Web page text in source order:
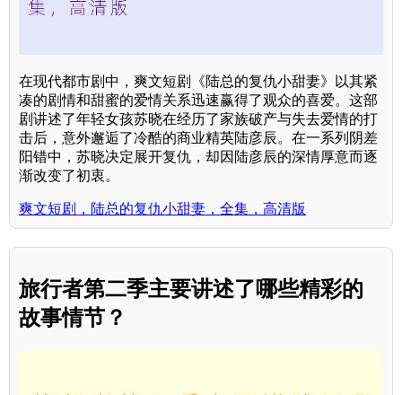
在现代都市剧中，爽文短剧《陆总的复仇小甜妻》以其紧
凑的剧情和甜蜜的爱情关系迅速赢得了观众的喜爱。这部
剧讲述了年轻女孩苏晓在经历了家族破产与失去爱情的打
击后，意外邂逅了冷酷的商业精英陆彦辰。在一系列阴差
阳错中，苏晓决定展开复仇，却因陆彦辰的深情厚意而逐
渐改变了初衷。
爽文短剧，陆总的复仇小甜妻，全集，高清版
旅行者第二季主要讲述了哪些精彩的
故事情节？